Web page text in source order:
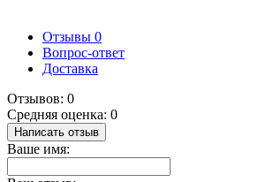
Отзывы 0
Вопрос-ответ
Доставка
Отзывов: 0
Средняя оценка: 0
Написать отзыв
Ваше имя: